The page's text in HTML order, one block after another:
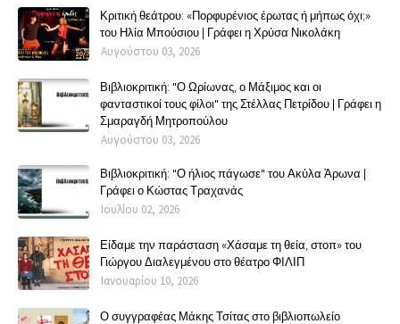
Κριτική θεάτρου: «Πορφυρένιος έρωτας ή μήπως όχι;»
του Ηλία Μπούσιου | Γράφει η Χρύσα Νικολάκη
Αυγούστου 03, 2026
Βιβλιοκριτική: "Ο Ωρίωνας, ο Μάξιμος και οι
φανταστικοί τους φίλοι" της Στέλλας Πετρίδου | Γράφει η
Σμαραγδή Μητροπούλου
Αυγούστου 03, 2026
Βιβλιοκριτική: "Ο ήλιος πάγωσε" του Ακύλα Άρωνα |
Γράφει ο Κώστας Τραχανάς
Ιουλίου 02, 2026
Είδαμε την παράσταση «Χάσαμε τη θεία, στοπ» του
Γιώργου Διαλεγμένου στο θέατρο ΦΙΛΙΠ
Ιανουαρίου 10, 2026
Ο συγγραφέας Μάκης Τσίτας στο βιβλιοπωλείο